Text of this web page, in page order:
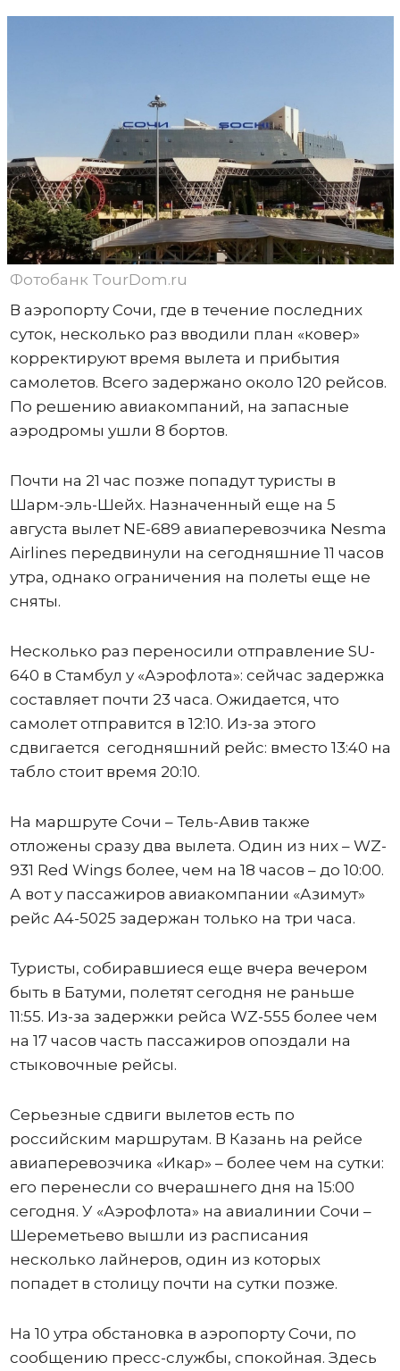
Фотобанк TourDom.ru
В аэропорту Сочи, где в течение последних
суток, несколько раз вводили план «ковер»
корректируют время вылета и прибытия
самолетов. Всего задержано около 120 рейсов.
По решению авиакомпаний, на запасные
аэродромы ушли 8 бортов.
Почти на 21 час позже попадут туристы в
Шарм-эль-Шейх. Назначенный еще на 5
августа вылет NE-689 авиаперевозчика Nesma
Airlines передвинули на сегодняшние 11 часов
утра, однако ограничения на полеты еще не
сняты.
Несколько раз переносили отправление SU-
640 в Стамбул у «Аэрофлота»: сейчас задержка
составляет почти 23 часа. Ожидается, что
самолет отправится в 12:10. Из-за этого
сдвигается сегодняшний рейс: вместо 13:40 на
табло стоит время 20:10.
На маршруте Сочи – Тель-Авив также
отложены сразу два вылета. Один из них – WZ-
931 Red Wings более, чем на 18 часов – до 10:00.
А вот у пассажиров авиакомпании «Азимут»
рейс A4-5025 задержан только на три часа.
Туристы, собиравшиеся еще вчера вечером
быть в Батуми, полетят сегодня не раньше
11:55. Из-за задержки рейса WZ-555 более чем
на 17 часов часть пассажиров опоздали на
стыковочные рейсы.
Серьезные сдвиги вылетов есть по
российским маршрутам. В Казань на рейсе
авиаперевозчика «Икар» – более чем на сутки:
его перенесли со вчерашнего дня на 15:00
сегодня. У «Аэрофлота» на авиалинии Сочи –
Шереметьево вышли из расписания
несколько лайнеров, один из которых
попадет в столицу почти на сутки позже.
На 10 утра обстановка в аэропорту Сочи, по
сообщению пресс-службы, спокойная. Здесь